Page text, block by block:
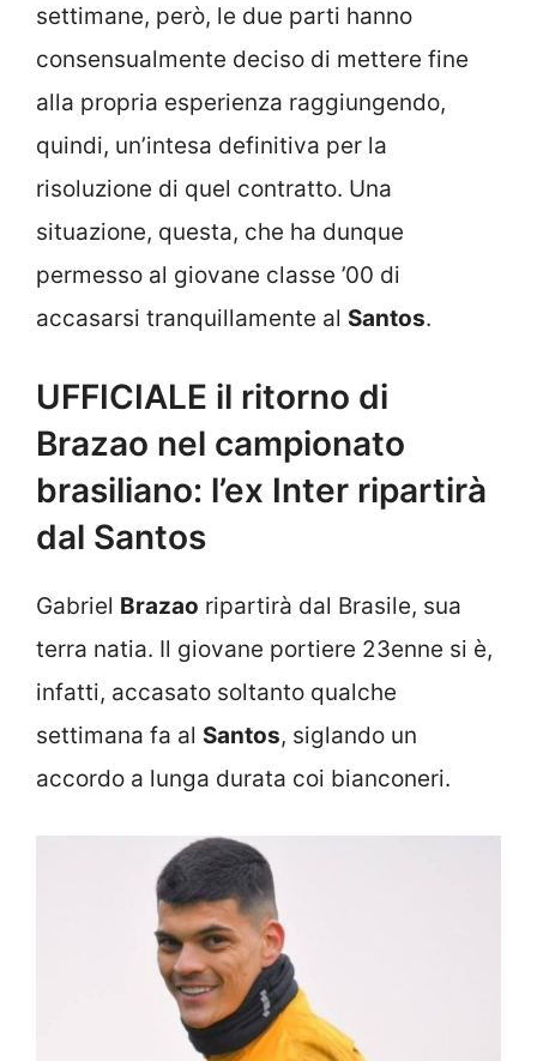
settimane, però, le due parti hanno
consensualmente deciso di mettere fine
alla propria esperienza raggiungendo,
quindi, un’intesa definitiva per la
risoluzione di quel contratto. Una
situazione, questa, che ha dunque
permesso al giovane classe ’00 di
accasarsi tranquillamente al Santos.
UFFICIALE il ritorno di
Brazao nel campionato
brasiliano: l’ex Inter ripartirà
dal Santos
Gabriel Brazao ripartirà dal Brasile, sua
terra natia. Il giovane portiere 23enne si è,
infatti, accasato soltanto qualche
settimana fa al Santos, siglando un
accordo a lunga durata coi bianconeri.